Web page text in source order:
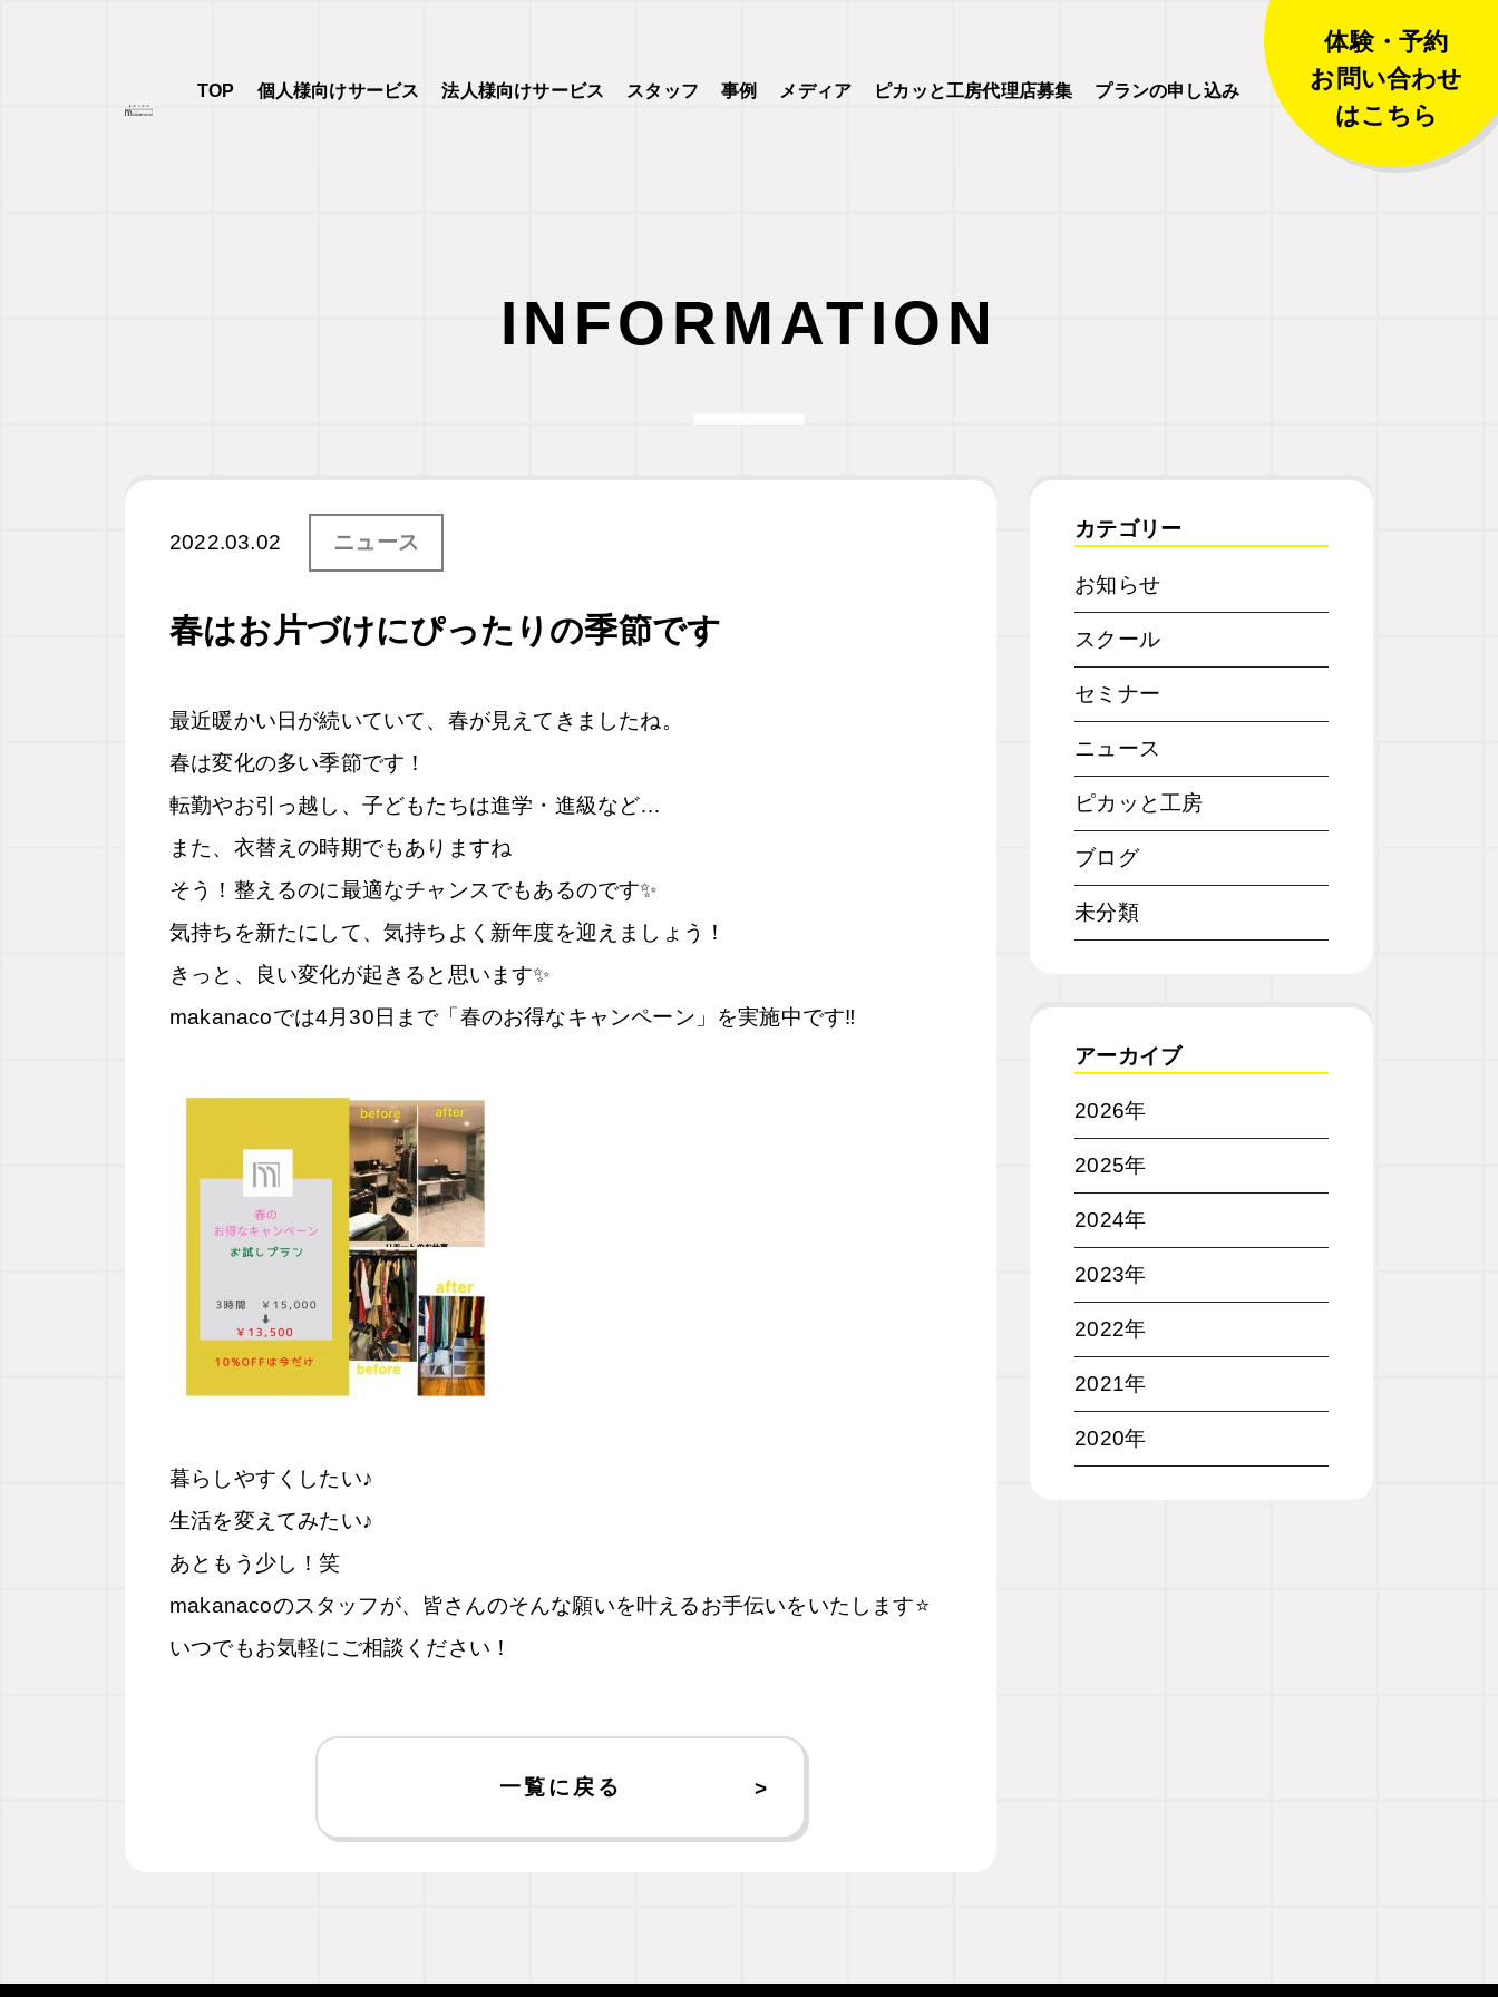
TOP 個人様向けサービス 法人様向けサービス スタッフ 事例 メディア ピカッと工房代理店募集 プランの申し込み
体験・予約
お問い合わせ
はこちら
INFORMATION
2022.03.02 ニュース
春はお片づけにぴったりの季節です
最近暖かい日が続いていて、春が見えてきましたね。
春は変化の多い季節です！
転勤やお引っ越し、子どもたちは進学・進級など…
また、衣替えの時期でもありますね
そう！整えるのに最適なチャンスでもあるのです✨
気持ちを新たにして、気持ちよく新年度を迎えましょう！
きっと、良い変化が起きると思います✨
makanacoでは4月30日まで「春のお得なキャンペーン」を実施中です‼️
暮らしやすくしたい♪
生活を変えてみたい♪
あともう少し！笑
makanacoのスタッフが、皆さんのそんな願いを叶えるお手伝いをいたします⭐️
いつでもお気軽にご相談ください！
一覧に戻る
カテゴリー
お知らせ
スクール
セミナー
ニュース
ピカッと工房
ブログ
未分類
アーカイブ
2026年
2025年
2024年
2023年
2022年
2021年
2020年